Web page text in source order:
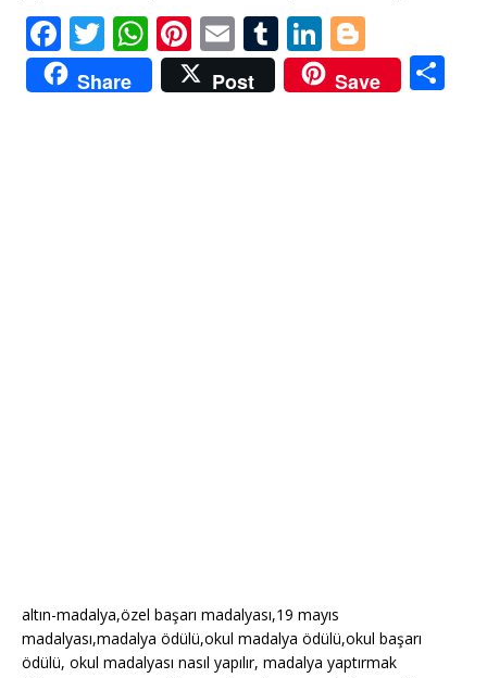
F
a
c
T
w
it
W
h
a
Pi
n
te
E
m
ai
T
u
m
Li
n
k
o
g
Share Post Save
altın-madalya,özel başarı madalyası,19 mayıs
madalyası,madalya ödülü,okul madalya ödülü,okul başarı
ödülü, okul madalyası nasıl yapılır, madalya yaptırmak